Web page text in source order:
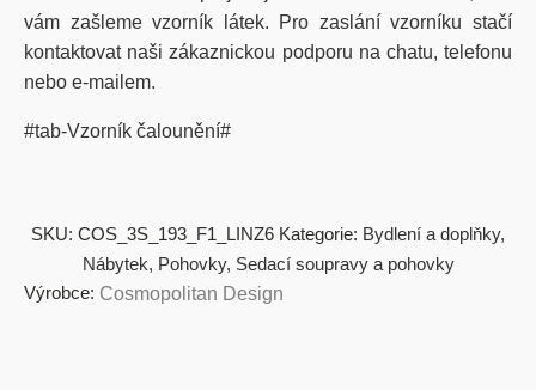
vám zašleme vzorník látek. Pro zaslání vzorníku stačí
kontaktovat naši zákaznickou podporu na chatu, telefonu
nebo e-mailem.
#tab-Vzorník čalounění#
SKU: COS_3S_193_F1_LINZ6 Kategorie: Bydlení a doplňky,
Nábytek, Pohovky, Sedací soupravy a pohovky
Výrobce: Cosmopolitan Design